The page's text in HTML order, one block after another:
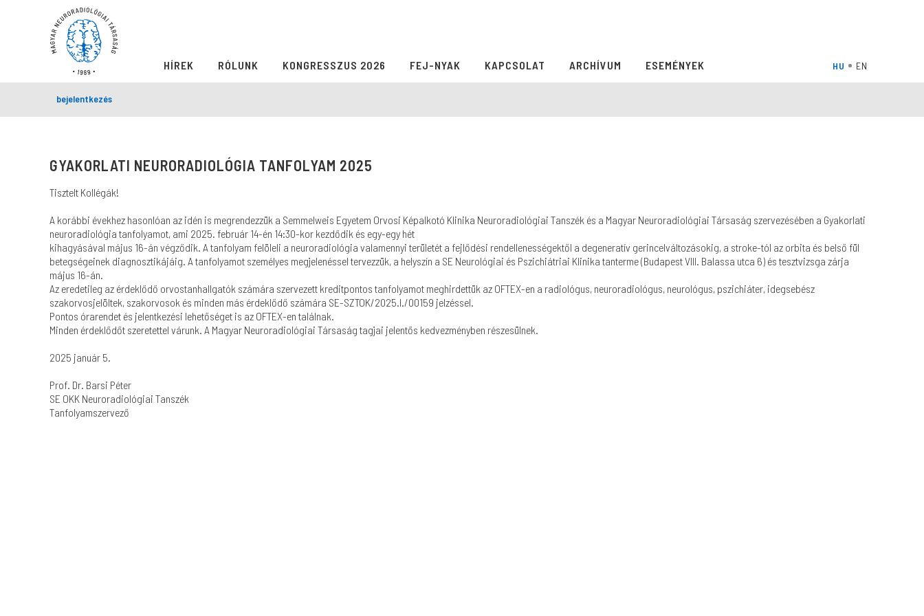
HÍREK RÓLUNK KONGRESSZUS 2026 FEJ-NYAK KAPCSOLAT ARCHÍVUM ESEMÉNYEK
bejelentkezés
GYAKORLATI NEURORADIOLÓGIA TANFOLYAM 2025
Tisztelt Kollégák!
A korábbi évekhez hasonlóan az idén is megrendezzük a Semmelweis Egyetem Orvosi Képalkotó Klinika Neuroradiológiai Tanszék és a Magyar Neuroradiológiai Társaság szervezésében a Gyakorlati
neuroradiológia tanfolyamot, ami 2025. február 14-én 14:30-kor kezdődik és egy-egy hét
kihagyásával május 16-án végződik. A tanfolyam felöleli a neuroradiológia valamennyi területét a fejlődési rendellenességektől a degeneratív gerincelváltozásokig, a stroke-tól az orbita és belső fül
betegségeinek diagnosztikájáig. A tanfolyamot személyes megjelenéssel tervezzük, a helyszín a SE Neurológiai és Pszichiátriai Klinika tanterme (Budapest VIII. Balassa utca 6) és tesztvizsga zárja
május 16-án.
Az eredetileg az érdeklődő orvostanhallgatók számára szervezett kreditpontos tanfolyamot meghirdettük az OFTEX-en a radiológus, neuroradiológus, neurológus, pszichiáter, idegsebész
szakorvosjelöltek, szakorvosok és minden más érdeklődő számára SE-SZTOK/2025.I./00159 jelzéssel.
Pontos órarendet és jelentkezési lehetőséget is az OFTEX-en találnak.
Minden érdeklődőt szeretettel várunk. A Magyar Neuroradiológiai Társaság tagjai jelentős kedvezményben részesülnek.
2025 január 5.
Prof. Dr. Barsi Péter
SE OKK Neuroradiológiai Tanszék
Tanfolyamszervező